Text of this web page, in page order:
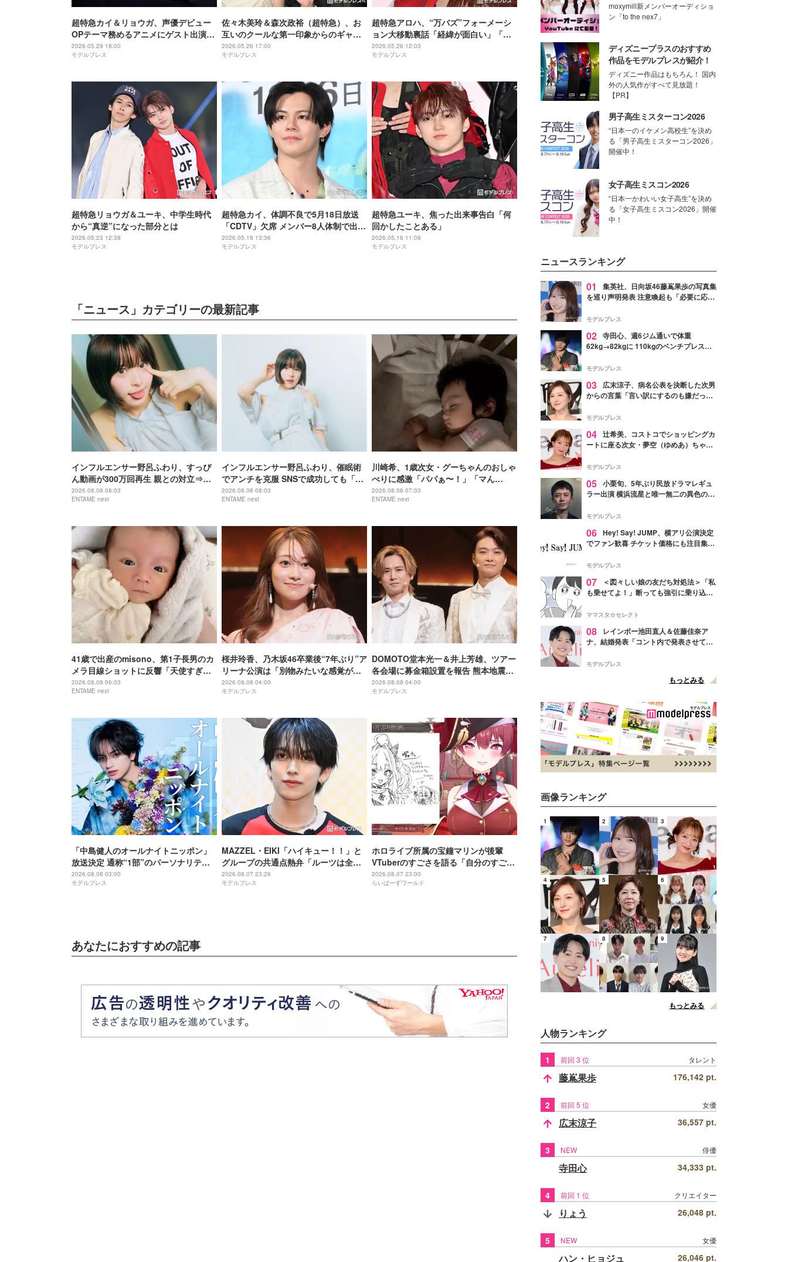
超特急カイ＆リョウガ、声優デビュー
OPテーマ務めるアニメにゲスト出演
【ただいま、おじゃまされます！】
2026.05.29 18:00
モデルプレス
佐々木美玲＆森次政裕（超特急）、お
互いのクールな第一印象からのギャッ
プ「実際に会ってみると」幼少期の経
験が形作る理想の両親像も【「あの
タビュー】
2026.05.26 17:00
モデルプレス
超特急アロハ、“万バズ”フォーメーシ
ョン大移動裏話「経緯が面白い」「身
体能力の高さがすごい」
2026.05.26 12:03
モデルプレス
超特急リョウガ＆ユーキ、中学生時代
から“真逆”になった部分とは
2026.05.23 12:38
モデルプレス
超特急カイ、体調不良で5月18日放送
「CDTV」欠席 メンバー8人体制で出演
へ
2026.05.18 13:36
モデルプレス
超特急ユーキ、焦った出来事告白「何
回かしたことある」
2026.05.16 11:08
モデルプレス
「ニュース」カテゴリーの最新記事
インフルエンサー野呂ふわり、すっぴ
ん動画が300万回再生 親との対立⇒ア
ンチに病み「動画全消し」の軌跡
2026.08.08 08:03
ENTAME next
インフルエンサー野呂ふわり、催眠術
でアンチを克服 SNSで成功しても「全
部猫のため」21歳の素顔
2026.08.08 08:03
ENTAME next
川崎希、1歳次女・グーちゃんのおしゃ
べりに感激「パパぁ〜！」「マん
マ！」
2026.08.08 07:03
ENTAME next
41歳で出産のmisono、第1子長男のカ
メラ目線ショットに反響「天使すぎ
る」
2026.08.08 06:03
ENTAME next
桜井玲香、乃木坂46卒業後“7年ぶり”ア
リーナ公演は「別物みたいな感覚があ
る」【New HISTORY COMING】
2026.08.08 04:00
モデルプレス
DOMOTO堂本光一＆井上芳雄、ツアー
各会場に募金箱設置を報告 熊本地震受
け「ステージから元気を届けられる形
になれば」
2026.08.08 04:00
モデルプレス
「中島健人のオールナイトニッポン」
放送決定 通称“1部”のパーソナリティ
初担当
2026.08.08 03:00
モデルプレス
MAZZEL・EIKI「ハイキュー！！」と
グループの共通点熱弁「ルーツは全然
違うんですけど」
2026.08.07 23:26
モデルプレス
ホロライブ所属の宝鐘マリンが後輩
VTuberのすごさを語る「自分のすごさ
に気づいてない」
2026.08.07 23:00
らいばーずワールド
あなたにおすすめの記事
moxymill新メンバーオーディショ
ン「to the nex7」
ディズニープラスのおすすめ
作品をモデルプレスが紹介！
ディズニー作品はもちろん！ 国内
外の人気作がすべて見放題！
【PR】
男子高生ミスターコン2026
“日本一のイケメン高校生”を決め
る「男子高生ミスターコン2026」
開催中！
女子高生ミスコン2026
“日本一かわいい女子高生”を決め
る「女子高生ミスコン2026」開催
中！
ニュースランキング
01
集英社、日向坂46藤嶌果歩の写真集
を巡り声明発表 注意喚起も「必要に応じ
モデルプレス
02 寺田心、週6ジム通いで体重
62kg→82kgに 110kgのベンチプレス持
「かっこいい」と反響
モデルプレス
03
広末涼子、病名公表を決断した次男
からの言葉「言い訳にするのも嫌だっ
モデルプレス
04 辻希美、コストコでショッピングカ
ートに座る次女・夢空（ゆめあ）ちゃん
ぎ」「成長を感じる」の声
モデルプレス
05 小栗旬、5年ぶり民放ドラマレギュ
ラー出演 横浜流星と唯一無二の異色のバ
モデルプレス
06 Hey! Say! JUMP、横アリ公演決定
でファン歓喜 チケット価格にも注目集ま
モデルプレス
07
＜図々しい娘の友だち対処法＞「私
も乗せてよ！」断っても強引に乗り込ん
ママスタ☆セレクト
08
レインボー池田直人＆佐藤佳奈ア
ナ、結婚発表「コント内で発表させてい
点変更のため
モデルプレス
もっとみる
画像ランキング
1 2 3
4 5 6
7 8 9
もっとみる
人物ランキング
1 前回 3 位 タレント
藤嶌果歩 176,142 pt.
2 前回 5 位 女優
広末涼子 36,557 pt.
3 NEW 俳優
寺田心 34,333 pt.
4 前回 1 位 クリエイター
りょう 26,048 pt.
5 NEW 女優
ハン・ヒョジュ 26,046 pt.